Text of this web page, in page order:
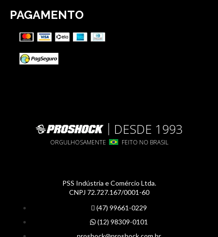
PAGAMENTO
DESDE 1993
ORGULHOSAMENTE FEITO NO BRASIL
PSS Indústria e Comércio Ltda.
CNPJ 72.727.167/0001-60
(47) 99661-0229
(12) 98309-0101